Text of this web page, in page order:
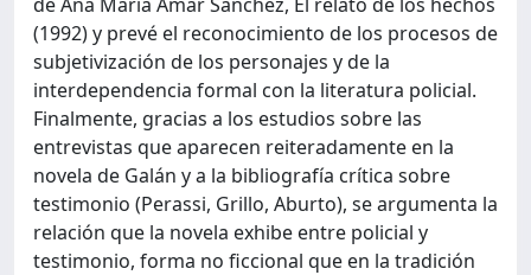
(1992) y prevé el reconocimiento de los procesos de
subjetivización de los personajes y de la
interdependencia formal con la literatura policial.
Finalmente, gracias a los estudios sobre las
entrevistas que aparecen reiteradamente en la
novela de Galán y a la bibliografía crítica sobre
testimonio (Perassi, Grillo, Aburto), se argumenta la
relación que la novela exhibe entre policial y
testimonio, forma no ficcional que en la tradición